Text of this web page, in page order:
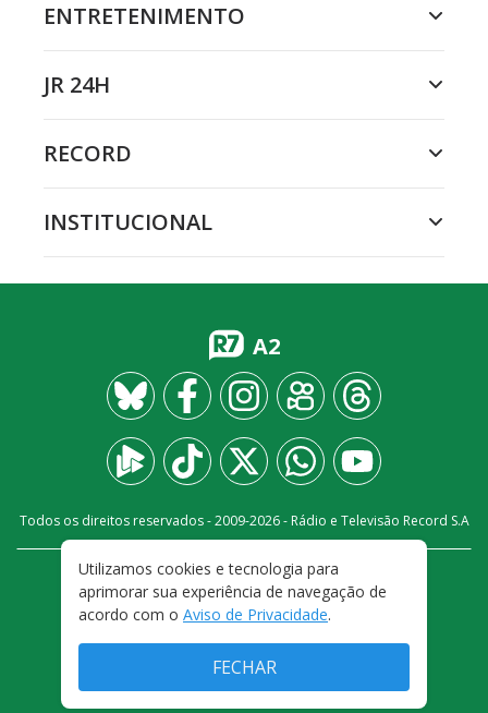
ENTRETENIMENTO
JR 24H
RECORD
INSTITUCIONAL
A2
Todos os direitos reservados - 2009-2026- Rádio e Televisão Record S.A
FALE CONOSCO
PRIVACIDADE
TERMOS E CONDIÇÕES DE USO
Utilizamos cookies e tecnologia para
aprimorar sua experiência de navegação de
acordo com o Aviso de Privacidade.
FECHAR